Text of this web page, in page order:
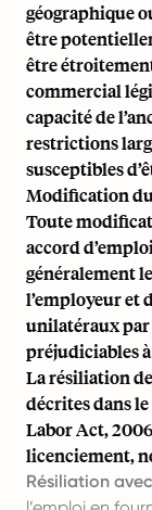
géographique
être
être
commercial
capacité de
restrictions
susceptibles
Modification
Toute
accord
généralement le
l’employeur et
unilatéraux par
préjudiciables
La résiliation
décrites dans
Labor Act,
licenciement,
Résiliation